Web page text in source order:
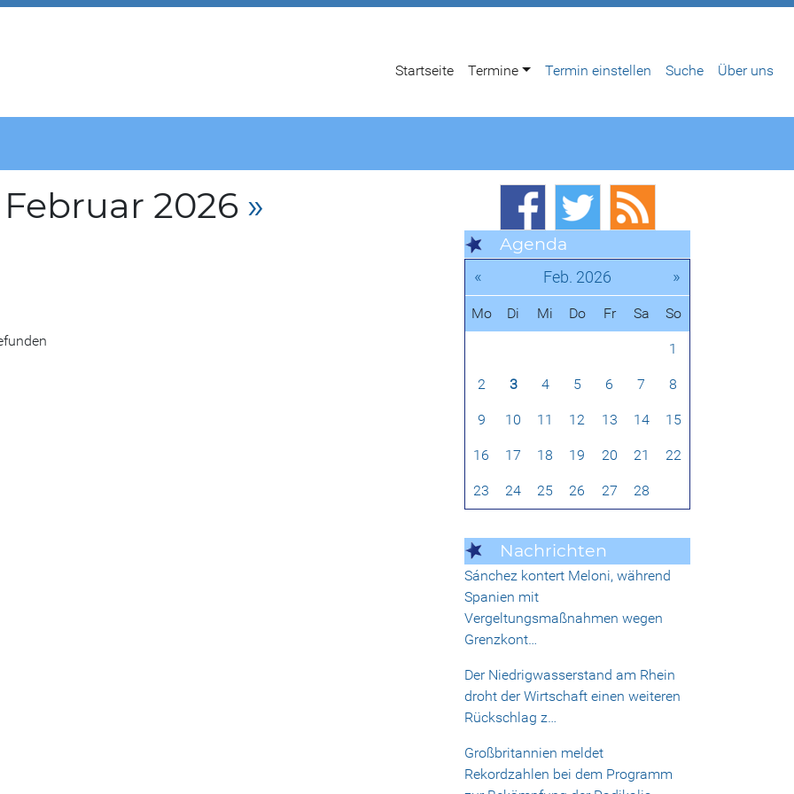
Startseite Termine Termin einstellen Suche Über uns
2026 »
Agenda
« Feb. 2026 »
Mo Di Mi Do Fr Sa So
1
2 3 4 5 6 7 8
9 10 11 12 13 14 15
16 17 18 19 20 21 22
23 24 25 26 27 28
Nachrichten
Sánchez kontert Meloni, während
Spanien mit
Vergeltungsmaßnahmen wegen
Grenzkont…
Der Niedrigwasserstand am Rhein
droht der Wirtschaft einen weiteren
Rückschlag z…
Großbritannien meldet
Rekordzahlen bei dem Programm